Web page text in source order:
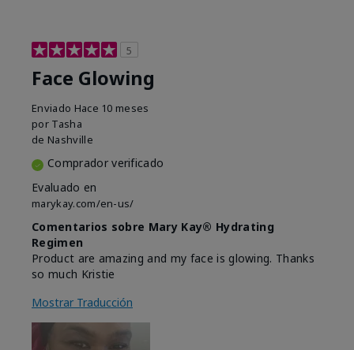
5
Face Glowing
Enviado Hace 10 meses
por Tasha
de Nashville
Comprador verificado
Evaluado en
marykay.com/en-us/
Comentarios sobre Mary Kay® Hydrating
Regimen
Product are amazing and my face is glowing. Thanks
so much Kristie
Mostrar Traducción